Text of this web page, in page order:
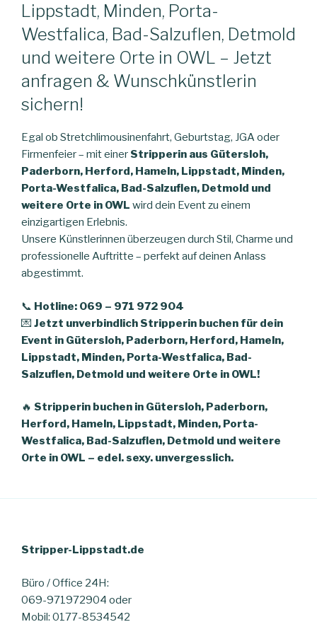
Lippstadt, Minden, Porta-
Westfalica, Bad-Salzuflen, Detmold
und weitere Orte in OWL – Jetzt
anfragen & Wunschkünstlerin
sichern!
Egal ob Stretchlimousinenfahrt, Geburtstag, JGA oder
Firmenfeier – mit einer Stripperin aus Gütersloh,
Paderborn, Herford, Hameln, Lippstadt, Minden,
Porta-Westfalica, Bad-Salzuflen, Detmold und
weitere Orte in OWL wird dein Event zu einem
einzigartigen Erlebnis.
Unsere Künstlerinnen überzeugen durch Stil, Charme und
professionelle Auftritte – perfekt auf deinen Anlass
abgestimmt.
📞 Hotline: 069 – 971 972 904
💌 Jetzt unverbindlich Stripperin buchen für dein
Event in Gütersloh, Paderborn, Herford, Hameln,
Lippstadt, Minden, Porta-Westfalica, Bad-
Salzuflen, Detmold und weitere Orte in OWL!
🔥 Stripperin buchen in Gütersloh, Paderborn,
Herford, Hameln, Lippstadt, Minden, Porta-
Westfalica, Bad-Salzuflen, Detmold und weitere
Orte in OWL – edel. sexy. unvergesslich.
Stripper-Lippstadt.de
Büro / Office 24H:
069-971972904 oder
Mobil: 0177-8534542